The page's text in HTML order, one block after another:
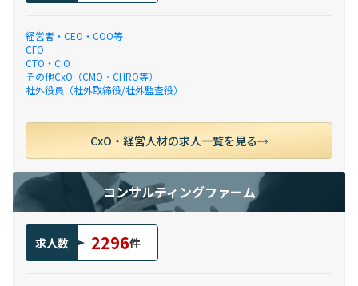
経営者・CEO・COO等
CFO
CTO・CIO
その他CxO（CMO・CHRO等）
社外役員（社外取締役/社外監査役）
CxO・経営人材の求人一覧を見る
コンサルティングファーム
求人数 2296件